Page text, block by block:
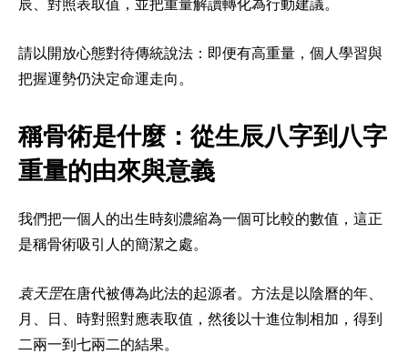
辰、對照表取值，並把重量解讀轉化為行動建議。
請以開放心態對待傳統說法：即便有高重量，個人學習與
把握運勢仍決定命運走向。
稱骨術是什麼：從生辰八字到八字
重量的由來與意義
我們把一個人的出生時刻濃縮為一個可比較的數值，這正
是稱骨術吸引人的簡潔之處。
袁天罡在唐代被傳為此法的起源者。方法是以陰曆的年、
月、日、時對照對應表取值，然後以十進位制相加，得到
二兩一到七兩二的結果。